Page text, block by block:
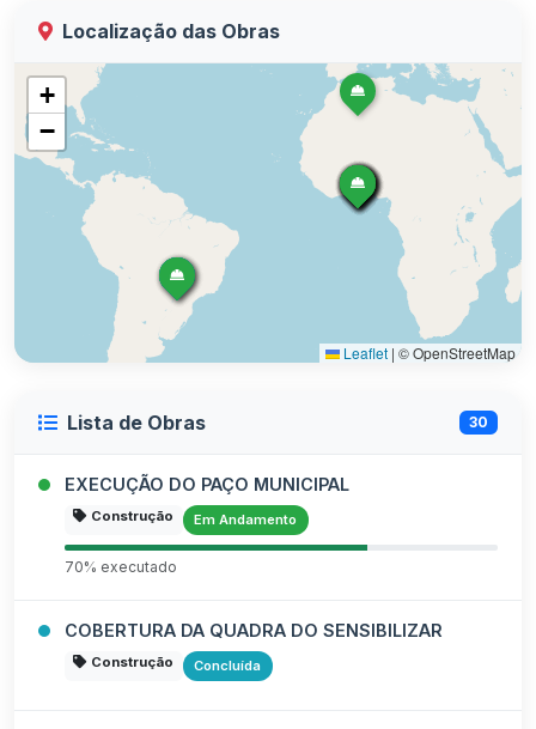
Localização das Obras
+
−
Leaflet | © OpenStreetMap
Lista de Obras 30
EXECUÇÃO DO PAÇO MUNICIPAL
Construção Em Andamento
70% executado
COBERTURA DA QUADRA DO SENSIBILIZAR
Construção Concluída